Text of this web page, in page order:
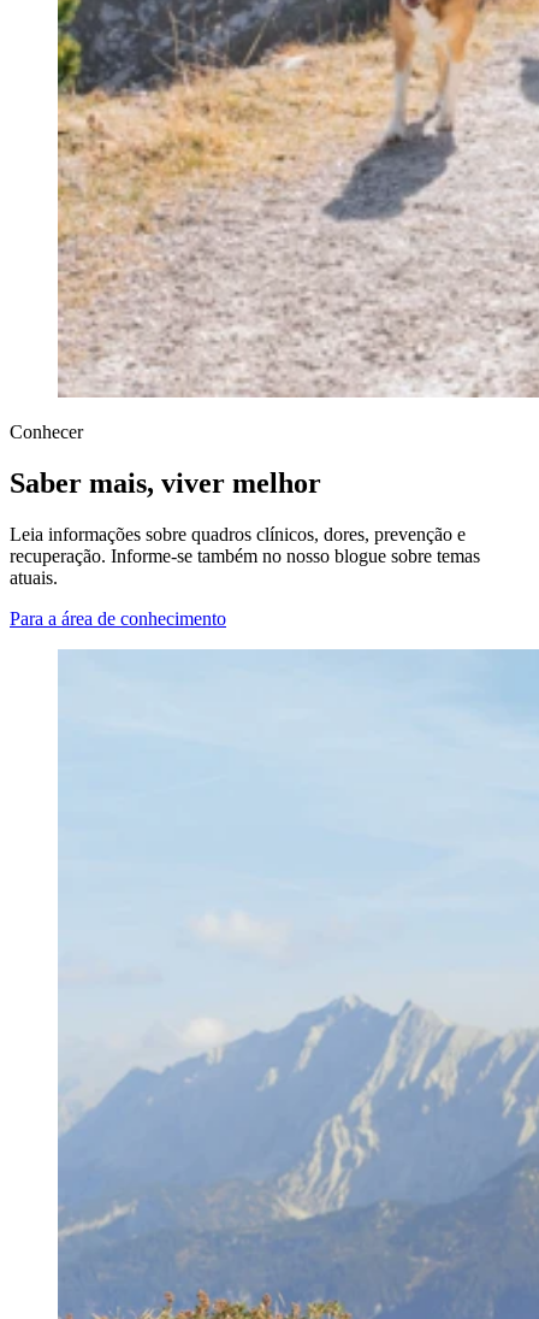
Conhecer
Saber mais, viver melhor
Leia informações sobre quadros clínicos, dores, prevenção e
recuperação. Informe-se também no nosso blogue sobre temas
atuais.
Para a área de conhecimento